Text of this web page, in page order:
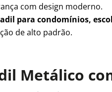
com design moderno.
para condomínios,
de alto padrão.
Metálico